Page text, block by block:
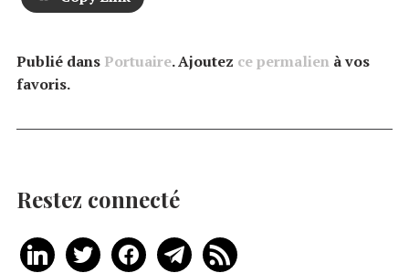
Publié dans Portuaire. Ajoutez ce permalien à vos
favoris.
Restez connecté